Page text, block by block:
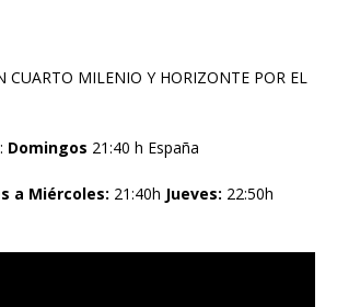
CUARTO MILENIO Y HORIZONTE POR EL
Domingos 21:40 h España
a Miércoles: 21:40h Jueves: 22:50h